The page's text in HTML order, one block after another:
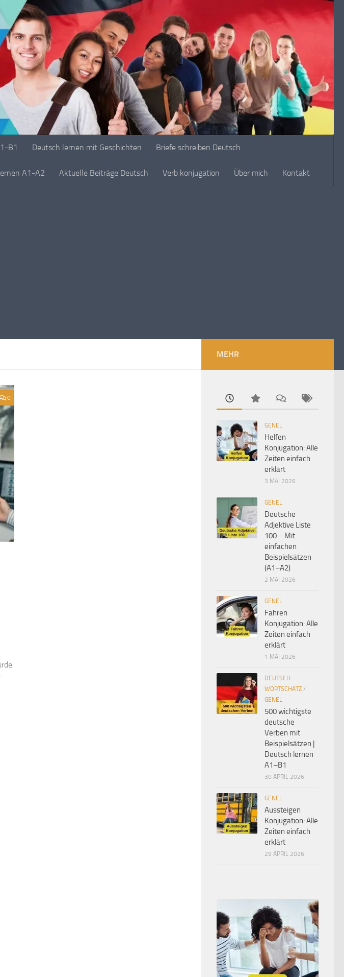
B1 Deutsch lernen mit Geschichten Briefe schreiben Deutsch
A1-A2 Aktuelle Beiträge Deutsch Verb konjugation Über mich Kontakt
0
MEHR
GENEL
Helfen
Konjugation: Alle
Zeiten einfach
erklärt
3 MAI 2026
GENEL
Deutsche
Adjektive Liste
100 – Mit
einfachen
Beispielsätzen
(A1–A2)
2 MAI 2026
GENEL
Fahren
Konjugation: Alle
Zeiten einfach
erklärt
1 MAI 2026
DEUTSCH
WORTSCHATZ /
GENEL
500 wichtigste
deutsche
Verben mit
Beispielsätzen |
Deutsch lernen
A1–B1
30 APRIL 2026
GENEL
Aussteigen
Konjugation: Alle
Zeiten einfach
erklärt
29 APRIL 2026